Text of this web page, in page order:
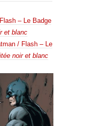
– Le Badge
et blanc
/ Flash – Le
noir et blanc